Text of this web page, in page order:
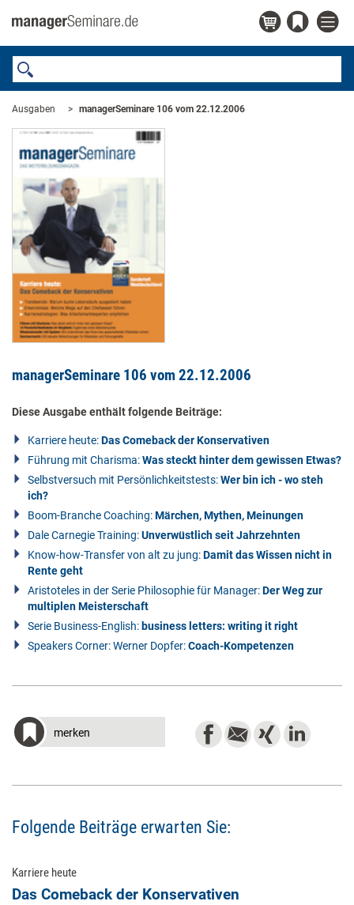
Ausgaben managerSeminare 106 vom 22.12.2006
managerSeminare 106 vom 22.12.2006
Diese Ausgabe enthält folgende Beiträge:
Karriere heute:Das Comeback der Konservativen
Führung mit Charisma:Was steckt hinter dem gewissen Etwas?
Selbstversuch mit Persönlichkeitstests:Wer bin ich - wo steh
ich?
Boom-Branche Coaching:Märchen, Mythen, Meinungen
Dale Carnegie Training:Unverwüstlich seit Jahrzehnten
Know-how-Transfer von alt zu jung:Damit das Wissen nicht in
Rente geht
Aristoteles in der Serie Philosophie für Manager:Der Weg zur
multiplen Meisterschaft
Serie Business-English: business letters: writing it right
Speakers Corner: Werner Dopfer:Coach-Kompetenzen
merken
Folgende Beiträge erwarten Sie:
Karriere heute
Das Comeback der Konservativen